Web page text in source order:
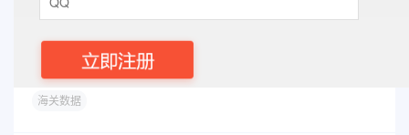
海关数据